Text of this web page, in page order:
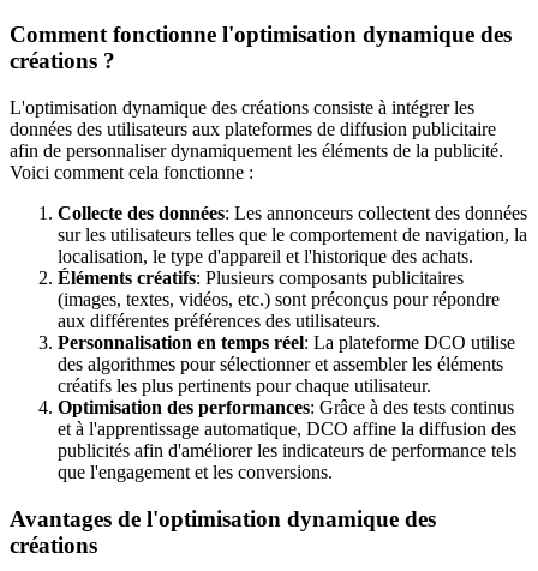
Comment fonctionne l'optimisation dynamique des
créations ?
L'optimisation dynamique des créations consiste à intégrer les
données des utilisateurs aux plateformes de diffusion publicitaire
afin de personnaliser dynamiquement les éléments de la publicité.
Voici comment cela fonctionne :
Collecte des données: Les annonceurs collectent des données
sur les utilisateurs telles que le comportement de navigation, la
localisation, le type d'appareil et l'historique des achats.
Éléments créatifs: Plusieurs composants publicitaires
(images, textes, vidéos, etc.) sont préconçus pour répondre
aux différentes préférences des utilisateurs.
Personnalisation en temps réel: La plateforme DCO utilise
des algorithmes pour sélectionner et assembler les éléments
créatifs les plus pertinents pour chaque utilisateur.
Optimisation des performances: Grâce à des tests continus
et à l'apprentissage automatique, DCO affine la diffusion des
publicités afin d'améliorer les indicateurs de performance tels
que l'engagement et les conversions.
Avantages de l'optimisation dynamique des
créations